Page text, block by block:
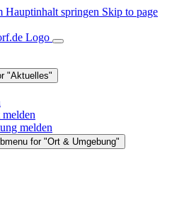
Hauptinhalt springen Skip to page
"Aktuelles"
melden
for "Ort & Umgebung"